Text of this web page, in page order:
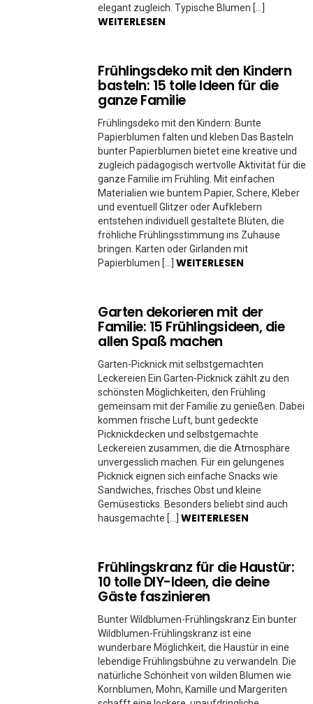
elegant zugleich. Typische Blumen […]
WEITERLESEN
Frühlingsdeko mit den Kindern
basteln: 15 tolle Ideen für die
ganze Familie
Frühlingsdeko mit den Kindern: Bunte
Papierblumen falten und kleben Das Basteln
bunter Papierblumen bietet eine kreative und
zugleich pädagogisch wertvolle Aktivität für die
ganze Familie im Frühling. Mit einfachen
Materialien wie buntem Papier, Schere, Kleber
und eventuell Glitzer oder Aufklebern
entstehen individuell gestaltete Blüten, die
fröhliche Frühlingsstimmung ins Zuhause
bringen. Karten oder Girlanden mit
Papierblumen […] WEITERLESEN
Garten dekorieren mit der
Familie: 15 Frühlingsideen, die
allen Spaß machen
Garten-Picknick mit selbstgemachten
Leckereien Ein Garten-Picknick zählt zu den
schönsten Möglichkeiten, den Frühling
gemeinsam mit der Familie zu genießen. Dabei
kommen frische Luft, bunt gedeckte
Picknickdecken und selbstgemachte
Leckereien zusammen, die die Atmosphäre
unvergesslich machen. Für ein gelungenes
Picknick eignen sich einfache Snacks wie
Sandwiches, frisches Obst und kleine
Gemüsesticks. Besonders beliebt sind auch
hausgemachte […] WEITERLESEN
Frühlingskranz für die Haustür:
10 tolle DIY-Ideen, die deine
Gäste faszinieren
Bunter Wildblumen-Frühlingskranz Ein bunter
Wildblumen-Frühlingskranz ist eine
wunderbare Möglichkeit, die Haustür in eine
lebendige Frühlingsbühne zu verwandeln. Die
natürliche Schönheit von wilden Blumen wie
Kornblumen, Mohn, Kamille und Margeriten